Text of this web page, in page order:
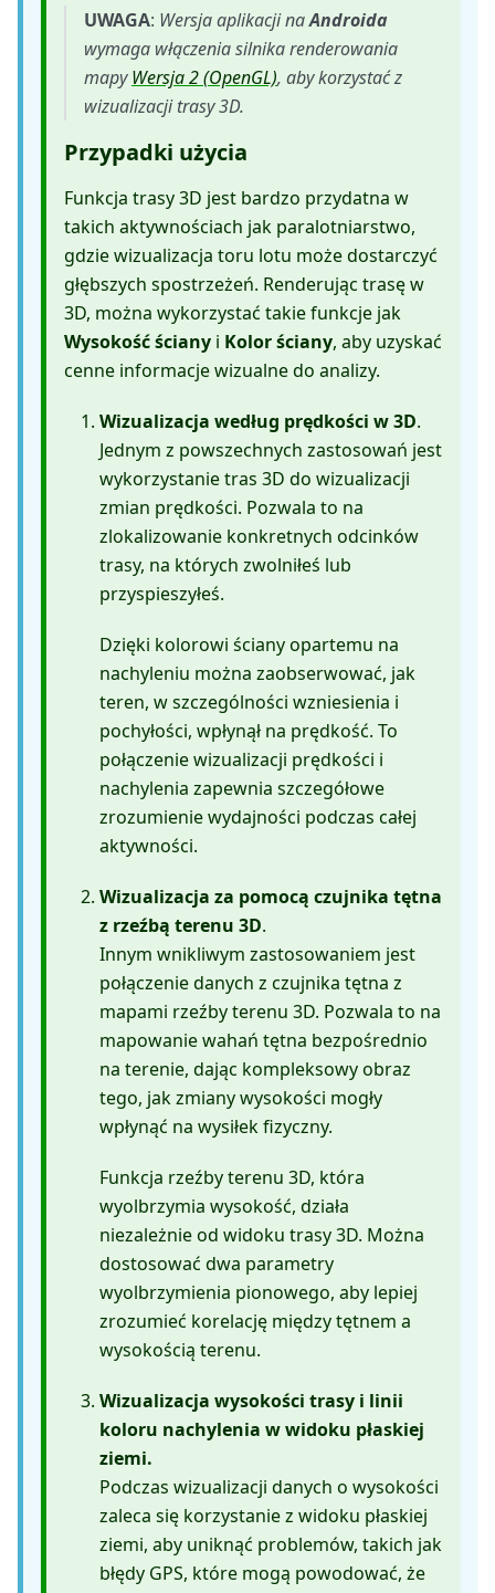
UWAGA: Wersja aplikacji naAndroida
wymaga włączenia silnika renderowania
mapyWersja 2 (OpenGL), aby korzystać z
wizualizacji trasy 3D.
Przypadki użycia
Funkcja trasy 3D jest bardzo przydatna w
takich aktywnościach jak paralotniarstwo,
gdzie wizualizacja toru lotu może dostarczyć
głębszych spostrzeżeń. Renderując trasę w
3D, można wykorzystać takie funkcje jak
Wysokość ściany i Kolor ściany, aby uzyskać
cenne informacje wizualne do analizy.
Wizualizacja według prędkości w 3D.
Jednym z powszechnych zastosowań jest
wykorzystanie tras 3D do wizualizacji
zmian prędkości. Pozwala to na
zlokalizowanie konkretnych odcinków
trasy, na których zwolniłeś lub
przyspieszyłeś.
Dzięki kolorowi ściany opartemu na
nachyleniu można zaobserwować, jak
teren, w szczególności wzniesienia i
pochyłości, wpłynął na prędkość. To
połączenie wizualizacji prędkości i
nachylenia zapewnia szczegółowe
zrozumienie wydajności podczas całej
aktywności.
Wizualizacja za pomocą czujnika tętna
z rzeźbą terenu 3D.
Innym wnikliwym zastosowaniem jest
połączenie danych z czujnika tętna z
mapami rzeźby terenu 3D. Pozwala to na
mapowanie wahań tętna bezpośrednio
na terenie, dając kompleksowy obraz
tego, jak zmiany wysokości mogły
wpłynąć na wysiłek fizyczny.
Funkcja rzeźby terenu 3D, która
wyolbrzymia wysokość, działa
niezależnie od widoku trasy 3D. Można
dostosować dwa parametry
wyolbrzymienia pionowego, aby lepiej
zrozumieć korelację między tętnem a
wysokością terenu.
Wizualizacja wysokości trasy i linii
koloru nachylenia w widoku płaskiej
ziemi.
Podczas wizualizacji danych o wysokości
zaleca się korzystanie z widoku płaskiej
ziemi, aby uniknąć problemów, takich jak
błędy GPS, które mogą powodować, że